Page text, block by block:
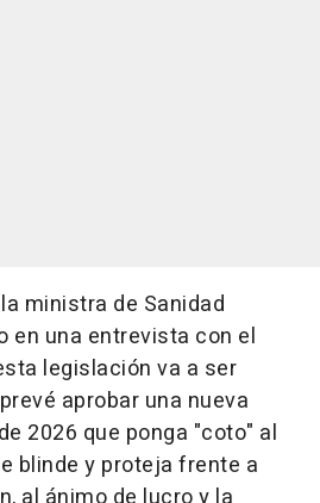
ministra de Sanidad
en una entrevista con el
legislación va a ser
aprobar una nueva
2026 que ponga "coto" al
blinde y proteja frente a